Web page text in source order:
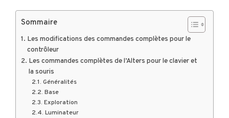
Sommaire
Les modifications des commandes complètes pour le
contrôleur
Les commandes complètes de l’Alters pour le clavier et
la souris
Généralités
Base
Exploration
Luminateur